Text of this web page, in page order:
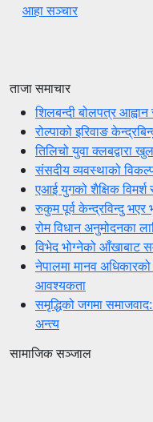
आहा सञ्चार
ताजा समाचार
शिलबन्दी बोलपत्र
रोल्पाको इरिवाङ
तिलिचो युवा क्लबद्वारा
संसदीय व्यवस्थाको
एआई युगको शैक्षिक विमर्श
रुकुम पूर्व केन्द्रविन्दु
रोम विधान अनुमोदनका
विभेद भोग्नेको आँखाबाट
नेपालमा मानव
आवश्यकता
समृद्धिको जगमा
अन्त्य
सामाजिक सञ्जाल